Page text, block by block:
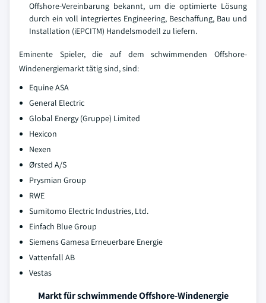
Offshore-Vereinbarung bekannt, um die optimierte Lösung
durch ein voll integriertes Engineering, Beschaffung, Bau und
Installation (iEPCITM) Handelsmodell zu liefern.
Eminente Spieler, die auf dem schwimmenden Offshore-
Windenergiemarkt tätig sind, sind:
Equine ASA
General Electric
Global Energy (Gruppe) Limited
Hexicon
Nexen
Ørsted A/S
Prysmian Group
RWE
Sumitomo Electric Industries, Ltd.
Einfach Blue Group
Siemens Gamesa Erneuerbare Energie
Vattenfall AB
Vestas
Markt für schwimmende Offshore-Windenergie